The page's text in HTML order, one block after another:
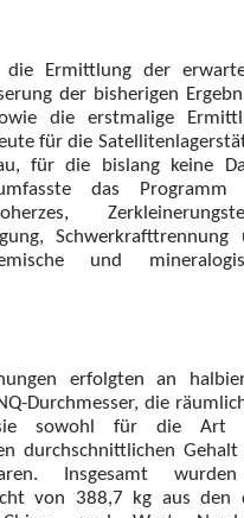
Ermittlung der
der bisherigen
die erstmalige
für die
für die bislang keine
das Programm
Schwerkrafttrennung
und
erfolgten an
Durchmesser, die
sie sowohl für die Art
durchschnittlichen Gehalt
Insgesamt
von 388,7 kg aus den